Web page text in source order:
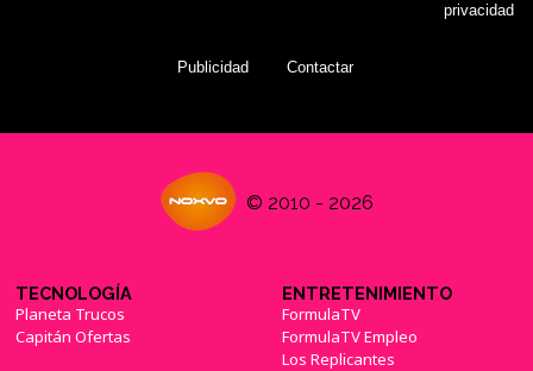
privacidad
Publicidad Contactar
© 2010 - 2026
TECNOLOGÍA
Planeta Trucos
Capitán Ofertas
ENTRETENIMIENTO
FormulaTV
FormulaTV Empleo
Los Replicantes